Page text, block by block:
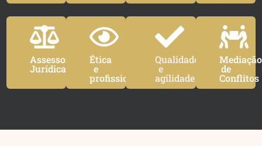
Assessoria
Jurídica
Ética
e
profissionalismo
Qualidade
e
agilidade
Mediação
de
Conflitos